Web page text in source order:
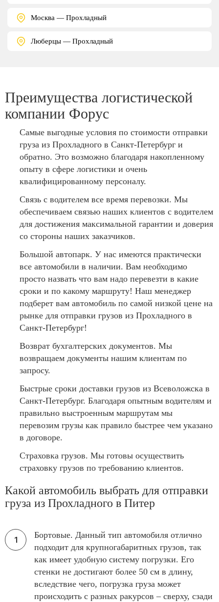
Москва — Прохладный
Люберцы — Прохладный
Преимущества логистической
компании Форус
Самые выгодные условия по стоимости отправки
груза из Прохладного в Санкт-Петербург и
обратно. Это возможно благодаря накопленному
опыту в сфере логистики и очень
квалифицированному персоналу.
Связь с водителем все время перевозки. Мы
обеспечиваем связью наших клиентов с водителем
для достижения максимальной гарантии и доверия
со стороны наших заказчиков.
Большой автопарк. У нас имеются практически
все автомобили в наличии. Вам необходимо
просто назвать что вам надо перевезти в какие
сроки и по какому маршруту! Наш менеджер
подберет вам автомобиль по самой низкой цене на
рынке для отправки грузов из Прохладного в
Санкт-Петербург!
Возврат бухгалтерских документов. Мы
возвращаем документы нашим клиентам по
запросу.
Быстрые сроки доставки грузов из Всеволожска в
Санкт-Петербург. Благодаря опытным водителям и
правильно выстроенным маршрутам мы
перевозим грузы как правило быстрее чем указано
в договоре.
Страховка грузов. Мы готовы осуществить
страховку грузов по требованию клиентов.
Какой автомобиль выбрать для отправки
груза из Прохладного в Питер
Бортовые. Данный тип автомобиля отлично
подходит для крупногабаритных грузов, так
как имеет удобную систему погрузки. Его
стенки не достигают более 50 см в длину,
вследствие чего, погрузка груза может
происходить с разных ракурсов – сверху, сзади